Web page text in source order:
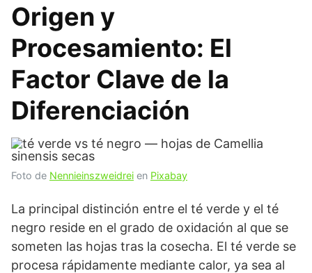
Origen y
Procesamiento: El
Factor Clave de la
Diferenciación
Foto de Nennieinszweidrei en Pixabay
La principal distinción entre el té verde y el té
negro reside en el grado de oxidación al que se
someten las hojas tras la cosecha. El té verde se
procesa rápidamente mediante calor, ya sea al